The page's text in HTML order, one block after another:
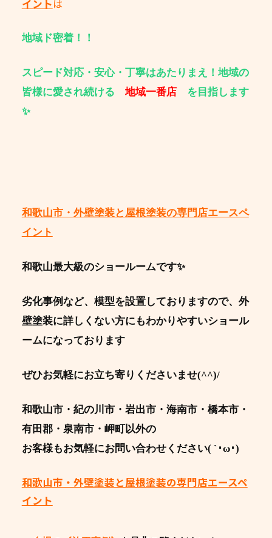
イントは
地域ド密着！！
スピード対応・安心・丁寧はあたりまえ！地域の
皆様に愛され続ける 地域一番店を目指します
✨
和歌山市・外壁塗装と屋根塗装の専門店エースペ
イント
和歌山最大級のショールームです✨
劣化事例など、模型を設置しておりますので、外
壁塗装に詳しくない方にもわかりやすいショール
ームになっております
ぜひお気軽にお立ち寄りくださいませ(^^)/
和歌山市・紀の川市・岩出市・海南市・橋本市・
有田郡・泉南市・岬町以外の
お客様もお気軽にお問い合わせください( `･ω･)
和歌山市・外壁塗装と屋根塗装の専門店エースペ
イント